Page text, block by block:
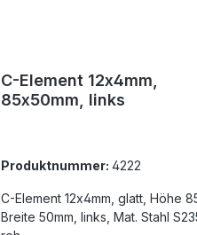
C-Element 12x4mm,
85x50mm, links
Produktnummer: 4222
C-Element 12x4mm, glatt, Höhe 85mm,
Breite 50mm, links, Mat. Stahl S235,